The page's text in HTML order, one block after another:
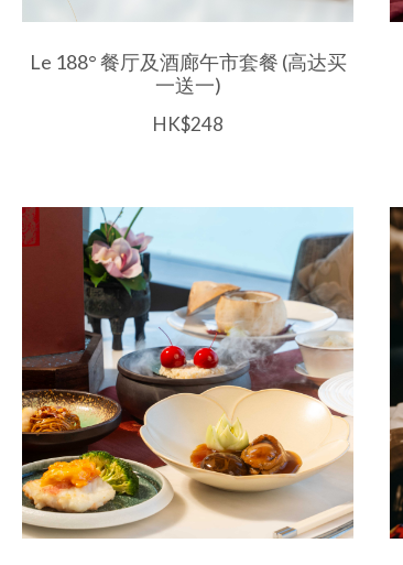
Le 188° 餐厅及酒廊午市套餐 (高达买
一送一)
HK$248